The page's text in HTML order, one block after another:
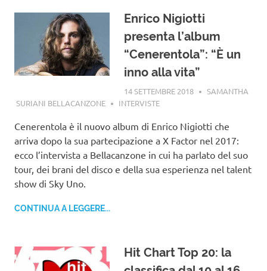
Enrico Nigiotti
presenta l’album
“Cenerentola”: “È un
inno alla vita”
14 SETTEMBRE 2018
SAMANTHA
SURIANI BELLACANZONE
INTERVISTE
Cenerentola è il nuovo album di Enrico Nigiotti che
arriva dopo la sua partecipazione a X Factor nel 2017:
ecco l’intervista a Bellacanzone in cui ha parlato del suo
tour, dei brani del disco e della sua esperienza nel talent
show di Sky Uno.
CONTINUA A LEGGERE...
Hit Chart Top 20: la